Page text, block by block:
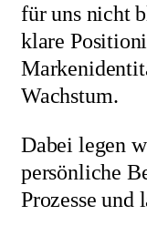
für uns nicht
klare
Wachstum.
Dabei legen
persönliche
Prozesse und